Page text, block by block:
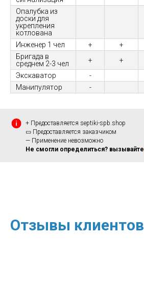
Опалубка из
доски для
укрепления
котлована
Инженер 1 чел
+ +
Бригада в
среднем 2-3 чел
+ +
Экскаватор
-
Манипулятор
-
+ Предоставляется septiki-spb.shop
▭ Предоставляется заказчиком
— Применение невозможно
Не смогли определиться? вызывайте
Отзывы клиентов